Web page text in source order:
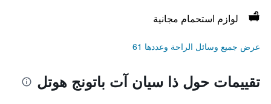
لوازم استحمام مجانية
عرض جميع وسائل الراحة وعددها 61
تقييمات حول ذا سيان آت باتونج هوتل